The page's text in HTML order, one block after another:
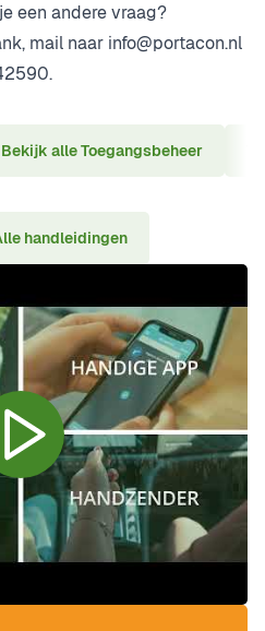
een andere vraag?
mail naar info@portacon.nl
Bekijk alle Toegangsbeheer
handleidingen